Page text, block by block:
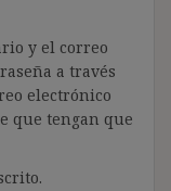
y el correo
a través
electrónico
que tengan que